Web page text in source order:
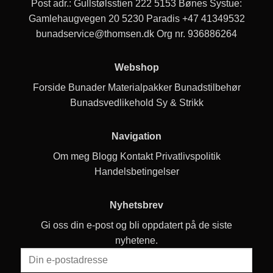
Post adr.: Gullstølsstien 222 5153 Bønes Systue:
Gamlehaugvegen 20 5230 Paradis +47 41349532
bunadservice@thomsen.dk Org nr. 936886264
Webshop
Forside Bunader Materialpakker Bunadstilbehør
Bunadsvedlikehold Sy & Strikk
Navigation
Om meg Blogg Kontakt Privatlivspolitik
Handelsbetingelser
Nyhetsbrev
Gi oss din e-post og bli oppdatert på de siste
nyhetene.